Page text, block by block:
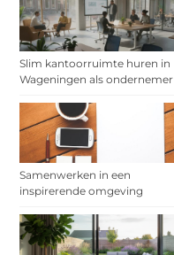
Slim kantoorruimte huren in
Wageningen als ondernemer
Samenwerken in een
inspirerende omgeving